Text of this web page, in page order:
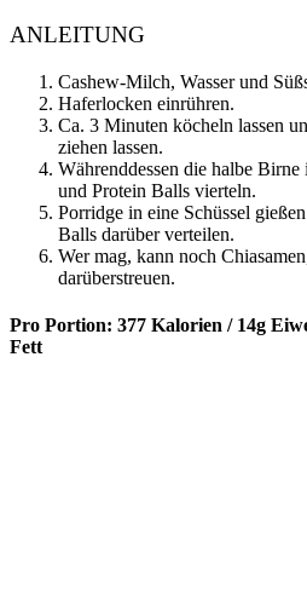
ANLEITUNG
Cashew-Milch, Wasser und
Haferlocken einrühren.
Ca. 3 Minuten köcheln lassen
ziehen lassen.
Währenddessen die halbe
und Protein Balls vierteln.
Porridge in eine Schüssel
Balls darüber verteilen.
Wer mag, kann noch
darüberstreuen.
Pro Portion: 377 Kalorien / 14g
Fett